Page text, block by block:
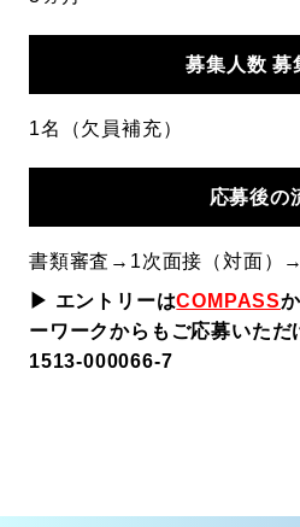
募集人数 募
1名（欠員補充）
応募後の
書類審査→1次面接（対面）
▶ エントリーはCOMPASS
ーワークからもご応募いただ
1513-000066-7